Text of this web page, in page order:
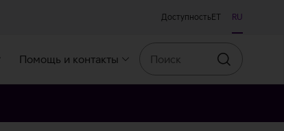
Доступность ET RU
Помощь и контакты
Искать